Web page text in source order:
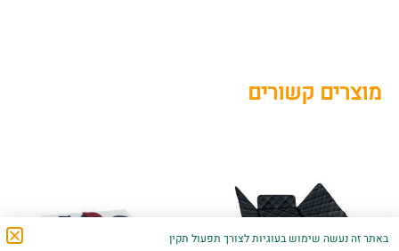
מוצרים קשורים
באתר זה נעשה שימוש בעוגיות לצורך תפעול תקין